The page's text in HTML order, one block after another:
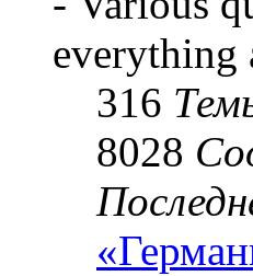
everything
316
8028